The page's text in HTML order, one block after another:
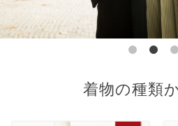
着物の種類